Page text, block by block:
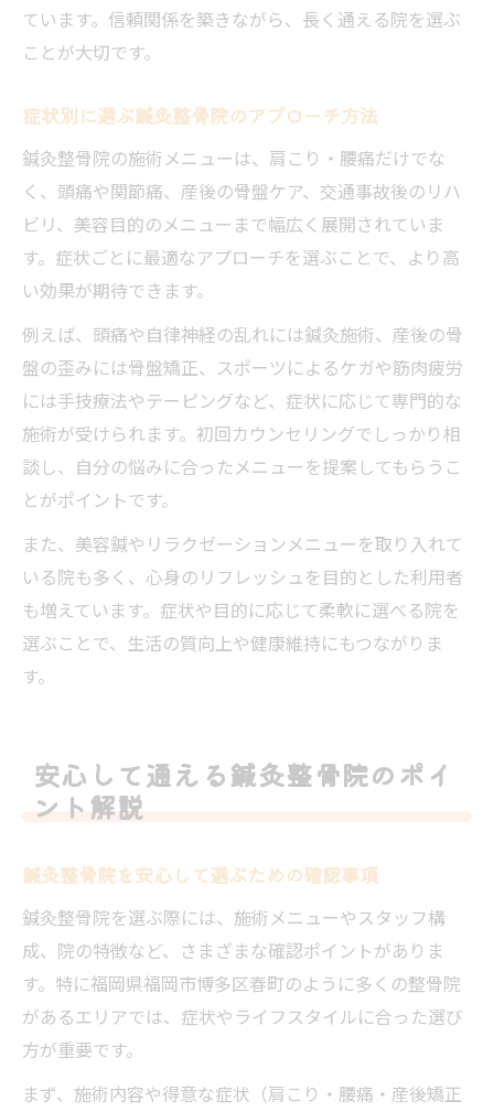
ています。信頼関係を築きながら、長く通える院を選ぶ
ことが大切です。
症状別に選ぶ鍼灸整骨院のアプローチ方法
鍼灸整骨院の施術メニューは、肩こり・腰痛だけでな
く、頭痛や関節痛、産後の骨盤ケア、交通事故後のリハ
ビリ、美容目的のメニューまで幅広く展開されていま
す。症状ごとに最適なアプローチを選ぶことで、より高
い効果が期待できます。
例えば、頭痛や自律神経の乱れには鍼灸施術、産後の骨
盤の歪みには骨盤矯正、スポーツによるケガや筋肉疲労
には手技療法やテーピングなど、症状に応じて専門的な
施術が受けられます。初回カウンセリングでしっかり相
談し、自分の悩みに合ったメニューを提案してもらうこ
とがポイントです。
また、美容鍼やリラクゼーションメニューを取り入れて
いる院も多く、心身のリフレッシュを目的とした利用者
も増えています。症状や目的に応じて柔軟に選べる院を
選ぶことで、生活の質向上や健康維持にもつながりま
す。
安心して通える鍼灸整骨院のポイ
ント解説
鍼灸整骨院を安心して選ぶための確認事項
鍼灸整骨院を選ぶ際には、施術メニューやスタッフ構
成、院の特徴など、さまざまな確認ポイントがありま
す。特に福岡県福岡市博多区春町のように多くの整骨院
があるエリアでは、症状やライフスタイルに合った選び
方が重要です。
まず、施術内容や得意な症状（肩こり・腰痛・産後矯正